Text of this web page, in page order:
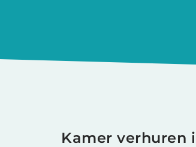
Kamer verhuren